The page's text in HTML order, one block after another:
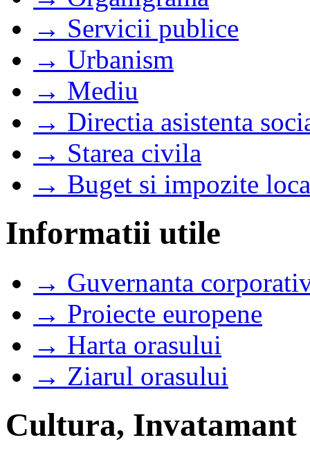
→ Servicii publice
→ Urbanism
→ Mediu
→ Directia asistenta
→ Starea civila
→ Buget si impozite
Informatii utile
→ Guvernanta
→ Proiecte europene
→ Harta orasului
→ Ziarul orasului
Cultura, Invatamant